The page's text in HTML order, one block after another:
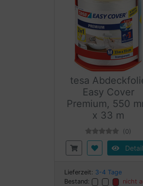
tesa
Easy Cover
Premium, 550
x 33 m
(0)
Lieferzeit: 3-4 Tage
Bestand:
nicht